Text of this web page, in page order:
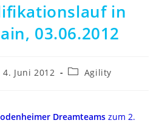
in
03.06.2012
4. Juni 2012 Agility
Dreamteamszum 2.